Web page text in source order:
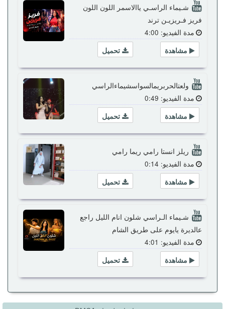
شـيماء الراسـي ياالاسمر اللون اللون
فريز فـريزيـن ترند
مدة الفيديو: 4:00
تحميل
مشاهدة
ولعتالحربريمالسواسشيماءالراسي
مدة الفيديو: 0:49
تحميل
مشاهدة
ريلز انستا رامي ريما رامي
مدة الفيديو: 0:14
تحميل
مشاهدة
شـيماء الـراسي شلون انام الليل راجع
عالديرة يايوم على طريق الشام
مدة الفيديو: 4:01
تحميل
مشاهدة